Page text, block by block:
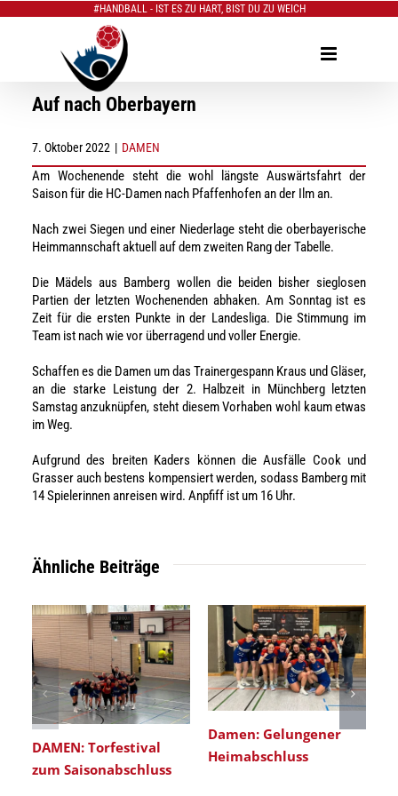
#HANDBALL - IST ES ZU HART, BIST DU ZU WEICH
Auf nach Oberbayern
7. Oktober 2022 | DAMEN
Am Wochenende steht die wohl längste Auswärtsfahrt der
Saison für die HC-Damen nach Pfaffenhofen an der Ilm an.
Nach zwei Siegen und einer Niederlage steht die oberbayerische
Heimmannschaft aktuell auf dem zweiten Rang der Tabelle.
Die Mädels aus Bamberg wollen die beiden bisher sieglosen
Partien der letzten Wochenenden abhaken. Am Sonntag ist es
Zeit für die ersten Punkte in der Landesliga. Die Stimmung im
Team ist nach wie vor überragend und voller Energie.
Schaffen es die Damen um das Trainergespann Kraus und Gläser,
an die starke Leistung der 2. Halbzeit in Münchberg letzten
Samstag anzuknüpfen, steht diesem Vorhaben wohl kaum etwas
im Weg.
Aufgrund des breiten Kaders können die Ausfälle Cook und
Grasser auch bestens kompensiert werden, sodass Bamberg mit
14 Spielerinnen anreisen wird. Anpfiff ist um 16 Uhr.
Ähnliche Beiträge
DAMEN: Torfestival
zum Saisonabschluss
Damen: Gelungener
Heimabschluss